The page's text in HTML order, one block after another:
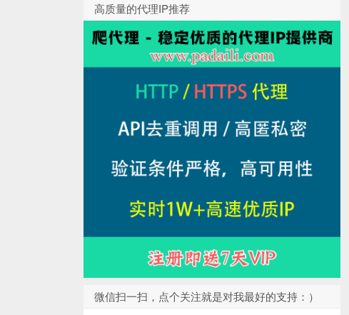
高质量的代理IP推荐
微信扫一扫，点个关注就是对我最好的支持：）